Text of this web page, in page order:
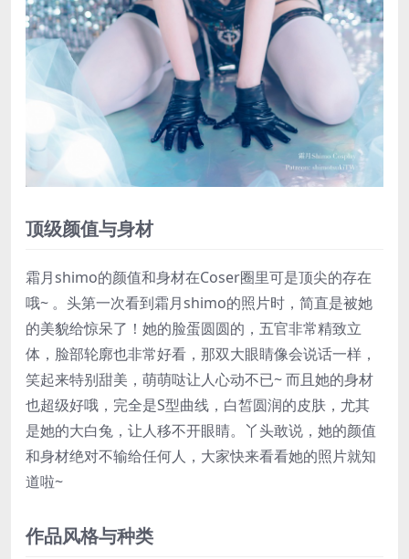
顶级颜值与身材
霜月shimo的颜值和身材在Coser圈里可是顶尖的存在
哦~ 。头第一次看到霜月shimo的照片时，简直是被她
的美貌给惊呆了！她的脸蛋圆圆的，五官非常精致立
体，脸部轮廓也非常好看，那双大眼睛像会说话一样，
笑起来特别甜美，萌萌哒让人心动不已~ 而且她的身材
也超级好哦，完全是S型曲线，白皙圆润的皮肤，尤其
是她的大白兔，让人移不开眼睛。丫头敢说，她的颜值
和身材绝对不输给任何人，大家快来看看她的照片就知
道啦~
作品风格与种类